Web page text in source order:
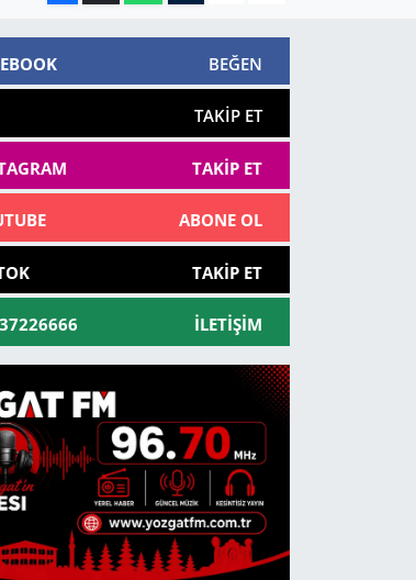
BEĞEN
TAKIP ET
TAKIP ET
ABONE OL
TAKIP ET
İLETIŞIM